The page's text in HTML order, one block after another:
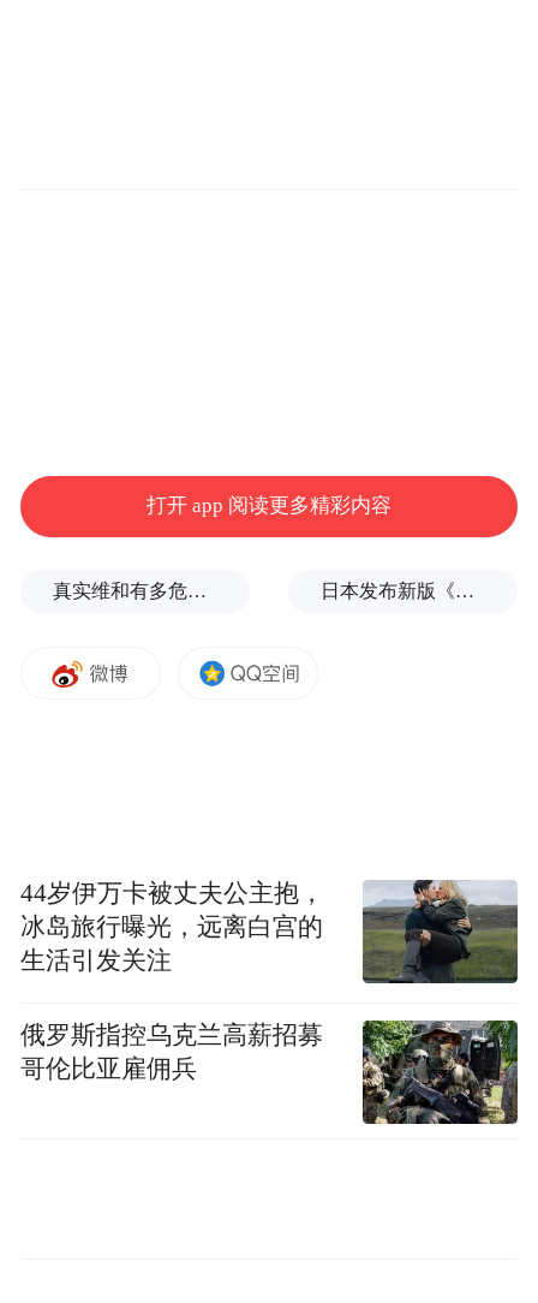
在交易软件仿冒方面，各券商曝光的假冒
APP已形成系列化特征。广发证券列举的假
冒软件包括“广发证券GFZY”“广发机构终端”
往在官方名称基础上增加“机构版”“专业版”
“VIP通道”等字样吸引投资者。华福证券发现
社交平台成为诈骗活动的重要阵地，华创证
券监测到，不法分子在抖音、快手、小红书
等平台建立以“华创证券”命名的QQ群、微信
众通讯软件规避监管。中信建投遇到的案例
显示，不法分子通过抖音账号“股市龙龙”以
打开 app 阅读更多精彩内容
真实维和有多危险？ 日本发布新版《防卫白皮书》，俄罗斯强硬警告
44岁伊万卡被丈夫公主抱，
冰岛旅行曝光，远离白宫的
生活引发关注
俄罗斯指控乌克兰高薪招募
哥伦比亚雇佣兵